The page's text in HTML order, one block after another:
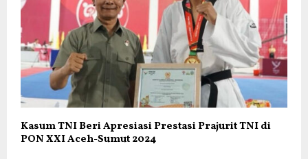
Kasum TNI Beri Apresiasi Prestasi Prajurit TNI di
PON XXI Aceh-Sumut 2024